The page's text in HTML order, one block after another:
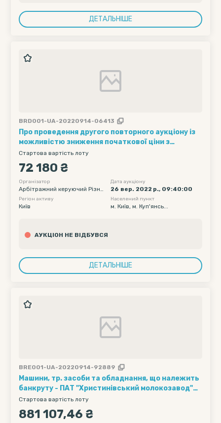
ДЕТАЛЬНІШЕ
BRD001-UA-20220914-06413
Про проведення другого повторного аукціону із
можливістю зниження початкової ціни з
продажу часток банкрута у статутних капіталах
ТОВ "Укрдан" (код 35625716) , ТОВ "КС-Енергія"
(код 35625570) та ТОВ "ВЕК-Куп'янськвода" (код
35578661) в процедурі банкрутства ТОВ
"Всеукраїнська енергетична компанія", код
34414280, порушеній господарським судом
міста Києва, справа №44/585-б
Стартова вартість лоту
72 180 ₴
Організатор
Арбітражний керуючий Різни
к Олександр Юрійович
Дата аукціону
26 вер. 2022 р., 09:40:00
Регіон активу
Київ
Населений пункт
м. Київ, м. Куп'янсь...
АУКЦІОН НЕ ВІДБУВСЯ
ДЕТАЛЬНІШЕ
BRE001-UA-20220914-92889
Машини, тр. засоби та обладнання, що належить
банкруту - ПАТ "Христинівський молокозавод"
(код ЄДРПОУ: 00451725) у банкрутній справі
№925/133/18
Стартова вартість лоту
881 107,46 ₴